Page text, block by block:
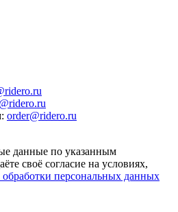
: order@ridero.ru
данные по указанным
своё согласие на условиях,
персональных данных